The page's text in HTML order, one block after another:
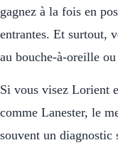
gagnez à la fois en
entrantes. Et surtout,
au bouche-à-oreille
Si vous visez Lorient
comme Lanester, le
souvent un